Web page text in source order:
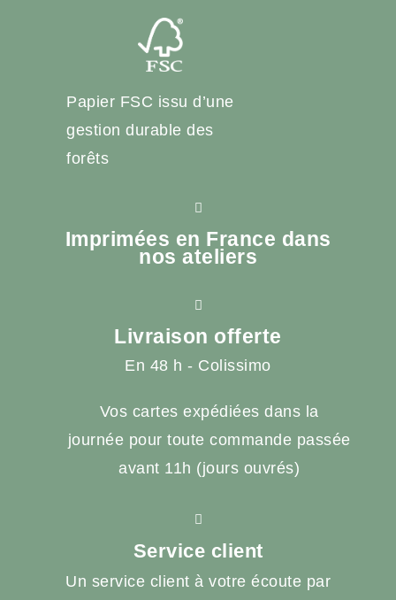
Papier FSC issu d’une
gestion durable des
forêts
Imprimées en France dans
nos ateliers
Livraison offerte
En 48 h - Colissimo
Vos cartes expédiées dans la
journée pour toute commande passée
avant 11h (jours ouvrés)
Service client
Un service client à votre écoute par